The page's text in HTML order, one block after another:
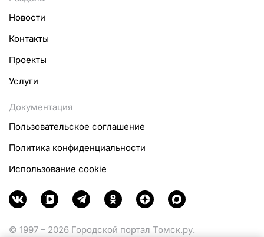
Новости
Контакты
Проекты
Услуги
Документация
Пользовательское соглашение
Политика конфиденциальности
Использование cookie
© 1997 – 2026 Городской портал Томск.ру.